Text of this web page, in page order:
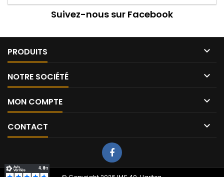
Suivez-nous sur Facebook
PRODUITS 
NOTRE SOCIÉTÉ 
MON COMPTE 
CONTACT 